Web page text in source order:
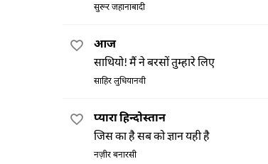
सुरूर जहानाबादी
आज
साथियो! मैं ने बरसों तुम्हारे लिए
साहिर लुधियानवी
प्यारा हिन्दोस्तान
जिस का है सब को ज्ञान यही है
नज़ीर बनारसी